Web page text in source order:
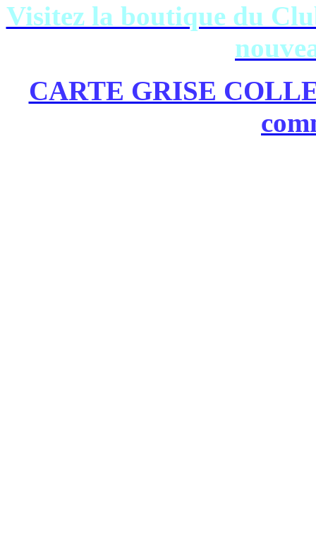
Visitez la boutique du
CARTE GRISE